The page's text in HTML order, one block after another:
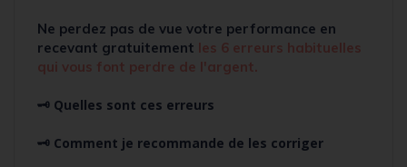
Ne perdez pas de vue votre performance en
recevant gratuitement les 6 erreurs habituelles
qui vous font perdre de l'argent.
🗝️ Quelles sont ces erreurs
🗝️ Comment je recommande de les corriger